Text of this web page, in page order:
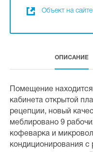
Объект на
ОПИСАНИЕ
Помещение
кабинета открытой
рецепции, новый
меблировано 9
кофеварка и
кондиционирования с